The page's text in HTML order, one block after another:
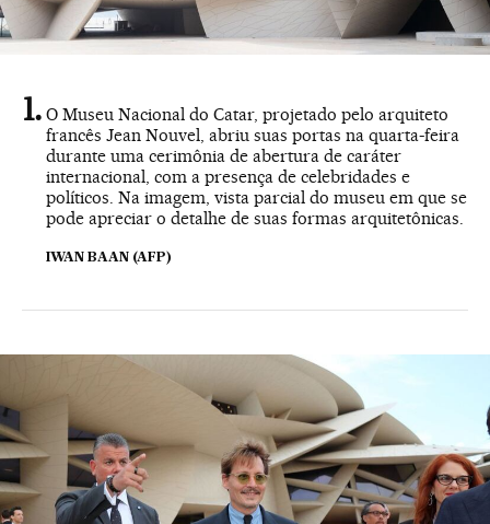
O Museu Nacional do Catar, projetado pelo arquiteto
francês Jean Nouvel, abriu suas portas na quarta-feira
durante uma cerimônia de abertura de caráter
internacional, com a presença de celebridades e
políticos. Na imagem, vista parcial do museu em que se
pode apreciar o detalhe de suas formas arquitetônicas.
IWAN BAAN (AFP)